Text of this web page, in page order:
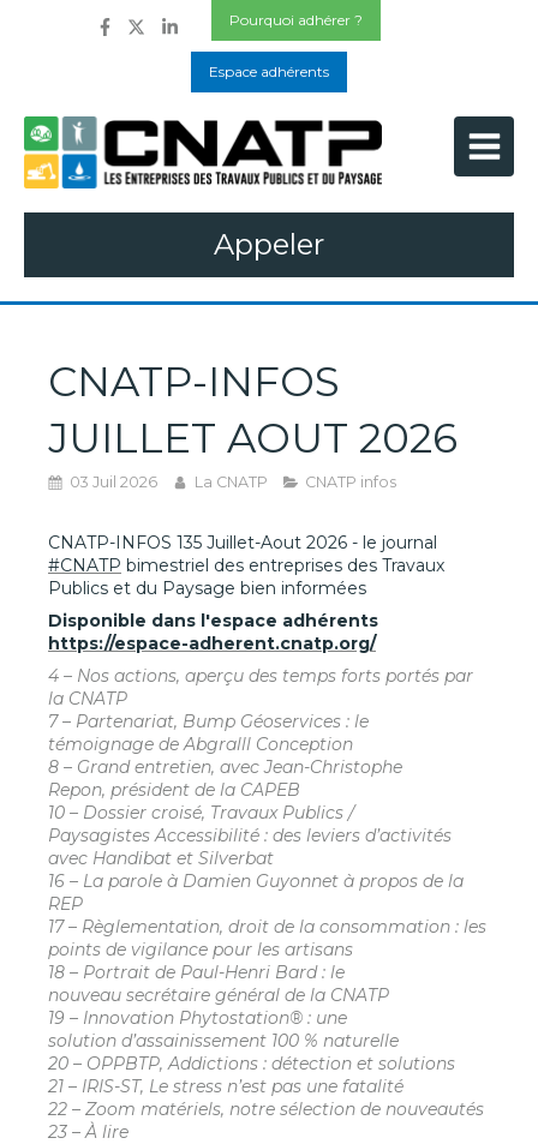
Pourquoi adhérer ?
Espace adhérents
Appeler
CNATP-INFOS
JUILLET AOUT 2026
03 Juil 2026 La CNATP CNATP infos
CNATP-INFOS 135 Juillet-Aout 2026 - le journal
#CNATP bimestriel des entreprises des Travaux
Publics et du Paysage bien informées
Disponible dans l'espace adhérents
https://espace-adherent.cnatp.org/
4 – Nos actions, aperçu des temps forts portés par
la CNATP
7 – Partenariat, Bump Géoservices : le
témoignage de Abgralll Conception
8 – Grand entretien, avec Jean-Christophe
Repon, président de la CAPEB
10 – Dossier croisé, Travaux Publics /
Paysagistes Accessibilité : des leviers d’activités
avec Handibat et Silverbat
16 – La parole à Damien Guyonnet à propos de la
REP
17 – Règlementation, droit de la consommation : les
points de vigilance pour les artisans
18 – Portrait de Paul-Henri Bard : le
nouveau secrétaire général de la CNATP
19 – Innovation Phytostation® : une
solution d’assainissement 100 % naturelle
20 – OPPBTP, Addictions : détection et solutions
21 – IRIS-ST, Le stress n’est pas une fatalité
22 – Zoom matériels, notre sélection de nouveautés
23 – À lire